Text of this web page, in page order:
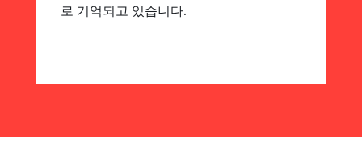
로 기억되고 있습니다.